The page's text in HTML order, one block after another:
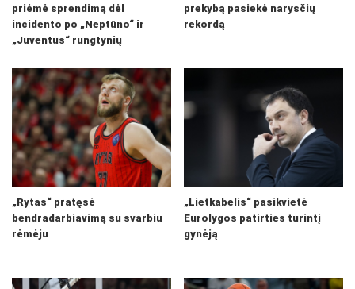
priėmė sprendimą dėl
incidento po „Neptūno“ ir
„Juventus“ rungtynių
prekybą pasiekė narysčių
rekordą
„Rytas“ pratęsė
bendradarbiavimą su svarbiu
rėmėju
„Lietkabelis“ pasikvietė
Eurolygos patirties turintį
gynėją